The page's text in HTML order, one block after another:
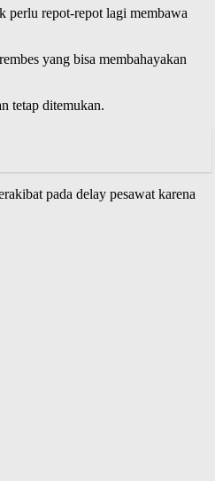
perlu repot-repot lagi membawa
yang bisa membahayakan
tetap ditemukan.
pada delay pesawat karena